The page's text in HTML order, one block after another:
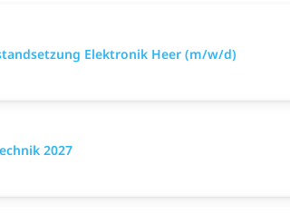
Elektronik Heer (m/w/d)
2027